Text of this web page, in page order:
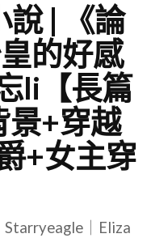
說 | 《論
的好感
li【長篇
景+穿越
+女主穿
Starryeagle｜Eliza